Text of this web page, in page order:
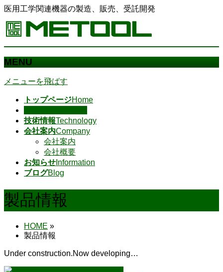
医用工学関連機器の製造、販売、受託開発
MENU
メニューを飛ばす
トップページHome
技術情報Technology
会社案内Company
会社案内
会社概要
お知らせ Information
ブログBlog
製品情報
HOME »
製品情報
Under construction.Now developing…